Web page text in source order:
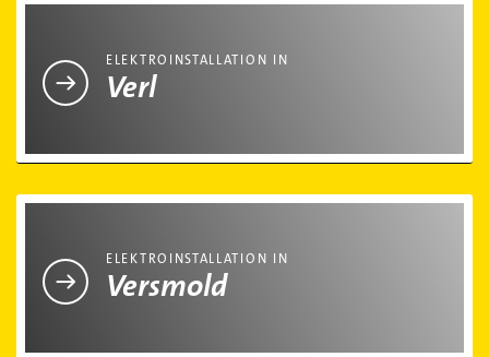
ELEKTROINSTALLATION IN
Verl
ELEKTROINSTALLATION IN
Versmold